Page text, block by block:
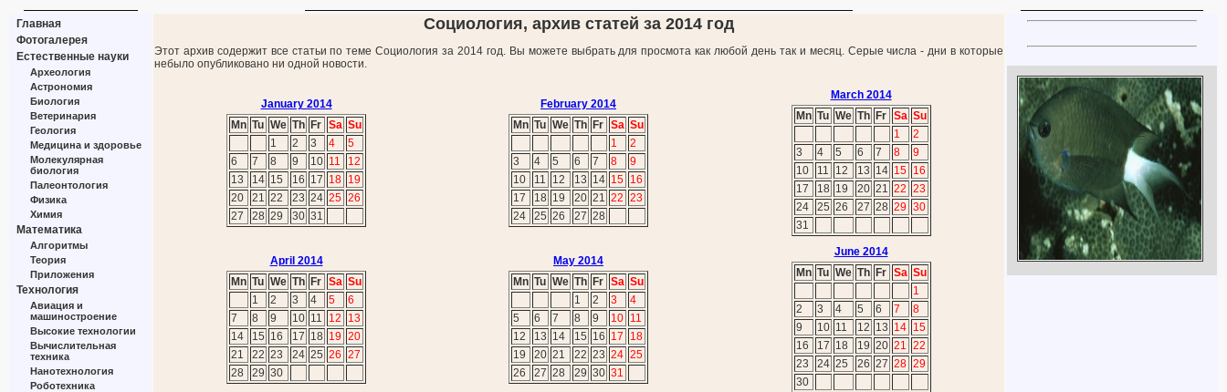
Главная
Фотогалерея
Естественные науки
Археология
Астрономия
Биология
Ветеринария
Геология
Медицина и здоровье
Молекулярная
биология
Палеонтология
Физика
Химия
Математика
Алгоритмы
Теория
Приложения
Технология
Авиация и
машиностроение
Высокие технологии
Вычислительная
техника
Нанотехнология
Роботехника
Социология, архив статей за 2014 год
Этот архив содержит все статьи по теме Социология за 2014 год. Вы можете выбрать для просмота как любой день так и месяц. Серые числа - дни в которые
небыло опубликовано ни одной новости.
January 2014
Mn Tu We Th Fr Sa Su
1
2 3 4
5
6
7 8 9 10 11
12
13
14 15 16 17 18 19
20
21 22 23 24 25 26
27
28 29 30 31
February 2014
Mn Tu We Th Fr Sa Su
1
2
3
4 5 6 7 8
9
10
11 12 13 14 15 16
17
18 19 20 21 22 23
24
25 26 27 28
March 2014
Mn Tu We Th Fr Sa Su
1
2
3
4 5 6 7 8
9
10
11 12 13 14 15
16
17
18 19 20 21 22 23
24
25 26 27 28 29 30
31
April 2014
Mn Tu We Th Fr Sa Su
1
2 3 4 5
6
7
8 9 10 11 12
13
14
15 16 17 18 19 20
21
22 23 24 25 26 27
28
29 30
May 2014
Mn Tu We Th Fr Sa Su
1
2 3
4
5
6 7 8 9 10 11
12
13 14 15 16 17
18
19
20 21 22 23 24 25
26
27 28 29 30 31
June 2014
Mn Tu We Th Fr Sa Su
1
2
3 4 5 6 7
8
9
10 11 12 13 14
15
16
17 18 19 20 21 22
23
24 25 26 27 28 29
30